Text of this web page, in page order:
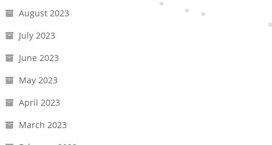
August 2023
July 2023
June 2023
May 2023
April 2023
March 2023